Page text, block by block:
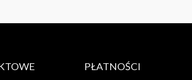
PŁATNOŚCI